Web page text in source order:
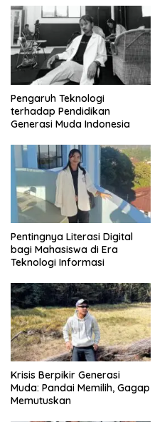
Pengaruh Teknologi
terhadap Pendidikan
Generasi Muda Indonesia
Pentingnya Literasi Digital
bagi Mahasiswa di Era
Teknologi Informasi
Krisis Berpikir Generasi
Muda: Pandai Memilih, Gagap
Memutuskan